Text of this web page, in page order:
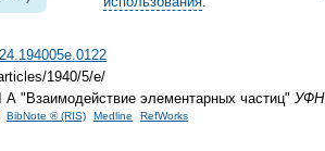
1940/5/e/
"Взаимодействие элементарных частиц" УФН
BibNote ® (RIS) Medline RefWorks